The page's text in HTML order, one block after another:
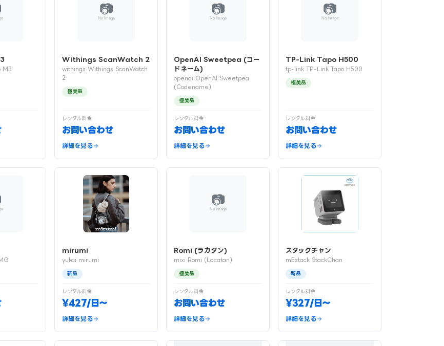
M3
Withings ScanWatch 2
withings Withings ScanWatch
2
極美品
レンタル料金
お問い合わせ
詳細を見る
OpenAI Sweetpea (コー
ドネーム)
openai OpenAI Sweetpea
(Codename)
極美品
レンタル料金
お問い合わせ
詳細を見る
TP-Link Tapo H500
tp-link TP-Link Tapo H500
極美品
レンタル料金
お問い合わせ
詳細を見る
mirumi
yukai mirumi
新品
レンタル料金
¥427/日〜
詳細を見る
Romi (ラカタン)
mixi Romi (Lacatan)
極美品
レンタル料金
お問い合わせ
詳細を見る
スタックチャン
m5stack StackChan
新品
レンタル料金
¥327/日〜
詳細を見る